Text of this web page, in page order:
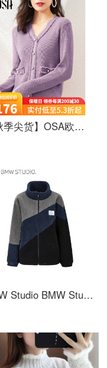
【秋季尖货】OSA欧莎黑色外穿塞特女2021年新着春秋ニット短款打底v领内搭上衣紫色A XL
BMW Studio BMW Studio 2021年秋冬新商品のレディ・スフ・ションがニットジャケを縫う。WM 9 J 017 HCX 012 NAVY COMBO 2